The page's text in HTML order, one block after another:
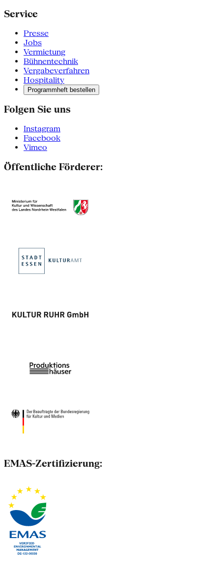
Service
Presse
Jobs
Vermietung
Bühnentechnik
Vergabeverfahren
Hospitality
Programmheft bestellen
Folgen Sie uns
Instagram
Facebook
Vimeo
Öffentliche Förderer:
EMAS-Zertifizierung: